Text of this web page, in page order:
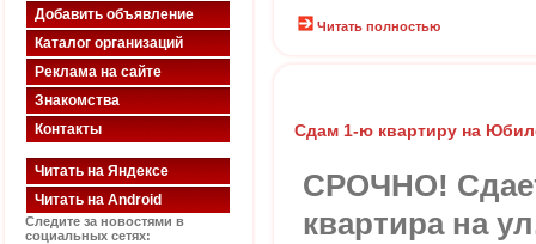
Добавить объявление
Каталог организаций
Реклама на сайте
Знакомства
Контакты
Читать на Яндексе
Читать на Android
Следите за новостями в
социальных сетях:
Читать полностью
Сдам 1-ю квартиру на
СРОЧНО!
квартира на